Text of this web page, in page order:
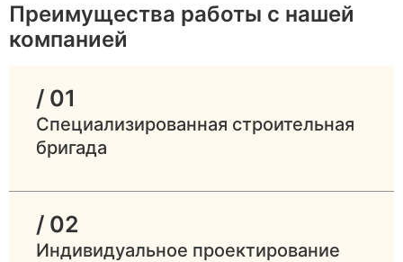
Преимущества работы с нашей
компанией
/ 01
Специализированная строительная
бригада
/ 02
Индивидуальное проектирование